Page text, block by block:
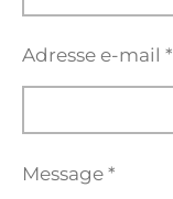
Adresse e-mail *
Message *